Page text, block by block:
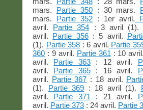
mars. Partie 350: 30 mars.
mars. Partie 352 : 1er avril.
avril. Partie 354 : 3 avril (1).
avril. Partie 356: 5 avril.
(1). Partie 358 : 6 avril. Partie
360 : 9 avril. Partie 361 : 10 avril.
avril. Partie 363: 12 avril.
avril. Partie 365: 16 avril.
avril. Partie 367 : 18 avril.
(1). Partie 369 : 18 avril (1).
avril. Partie 371 : 21 avril.
avril. Partie 373 : 24 avril. Partie